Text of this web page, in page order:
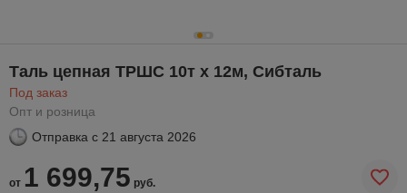
Таль цепная ТРШС 10т х 12м, Сибталь
Под заказ
Опт и розница
Отправка с 21 августа 2026
от 1 699,75 руб.